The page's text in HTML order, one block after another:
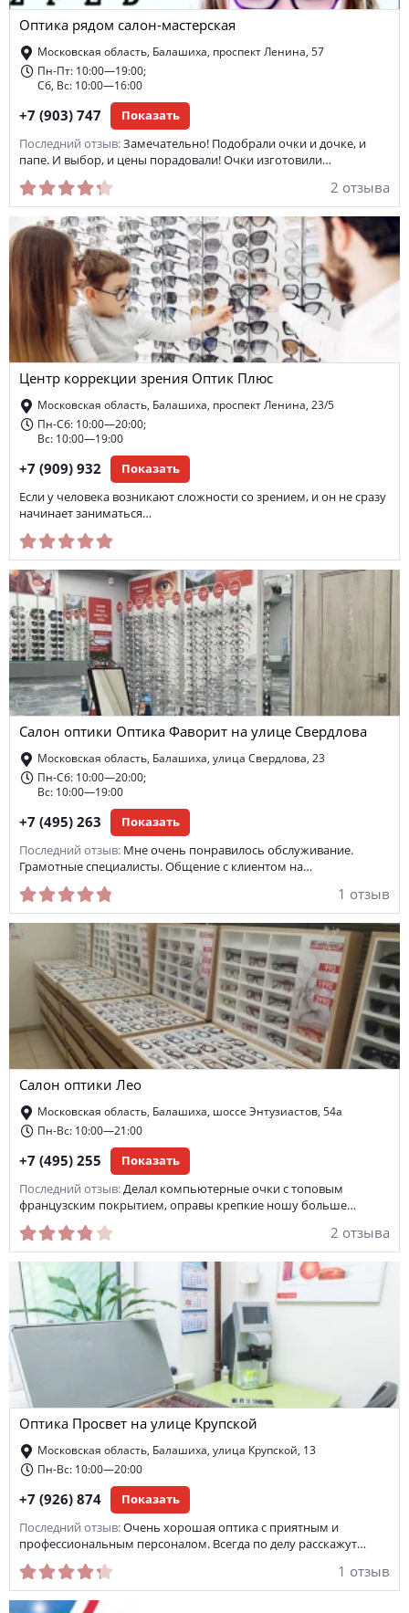
ремонт оправы интернет-магазин оптики
торические линзы
ежеквартальные линзы
оттеночные линзы срочное изготовление очков
очки-тренажеры окрашивание линз
карнавальные линзы
Оптика рядом салон-мастерская
Московская область, Балашиха, проспект Ленина, 57
Пн-Пт: 10:00—19:00;
Сб, Вс: 10:00—16:00
+7 (903) 747 Показать
Последний отзыв: Замечательно! Подобрали очки и дочке, и
папе. И выбор, и цены порадовали! Очки изготовили…
2 отзыва
Центр коррекции зрения Оптик Плюс
Московская область, Балашиха, проспект Ленина, 23/5
Пн-Сб: 10:00—20:00;
Вс: 10:00—19:00
+7 (909) 932 Показать
Если у человека возникают сложности со зрением, и он не сразу
начинает заниматься…
Салон оптики Оптика Фаворит на улице Свердлова
Московская область, Балашиха, улица Свердлова, 23
Пн-Сб: 10:00—20:00;
Вс: 10:00—19:00
+7 (495) 263 Показать
Последний отзыв: Мне очень понравилось обслуживание.
Грамотные специалисты. Общение с клиентом на…
1 отзыв
Салон оптики Лео
Московская область, Балашиха, шоссе Энтузиастов, 54а
Пн-Вс: 10:00—21:00
+7 (495) 255 Показать
Последний отзыв: Делал компьютерные очки с топовым
французским покрытием, оправы крепкие ношу больше…
2 отзыва
Оптика Просвет на улице Крупской
Московская область, Балашиха, улица Крупской, 13
Пн-Вс: 10:00—20:00
+7 (926) 874 Показать
Последний отзыв: Очень хорошая оптика с приятным и
профессиональным персоналом. Всегда по делу расскажут…
1 отзыв